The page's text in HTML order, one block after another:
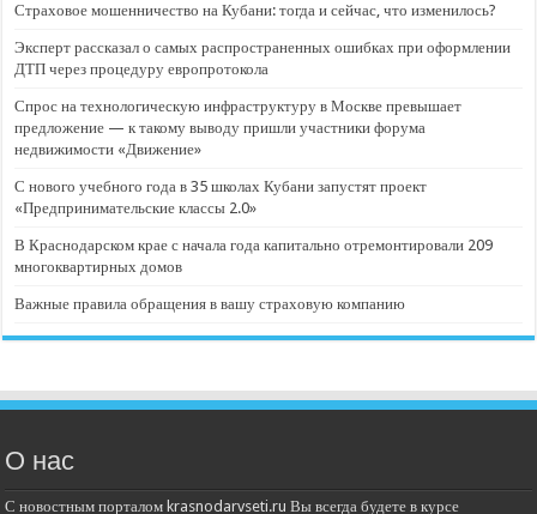
Страховое мошенничество на Кубани: тогда и сейчас, что изменилось?
Эксперт рассказал о самых распространенных ошибках при оформлении
ДТП через процедуру европротокола
Спрос на технологическую инфраструктуру в Москве превышает
предложение — к такому выводу пришли участники форума
недвижимости «Движение»
С нового учебного года в 35 школах Кубани запустят проект
«Предпринимательские классы 2.0»
В Краснодарском крае с начала года капитально отремонтировали 209
многоквартирных домов
Важные правила обращения в вашу страховую компанию
О нас
С новостным порталом krasnodarvseti.ru Вы всегда будете в курсе